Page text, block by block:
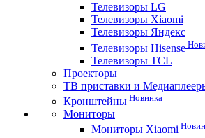
Телевизоры LG
Телевизоры Xiaomi
Телевизоры Яндекс
Телевизоры Hisense
Телевизоры TCL
Проекторы
ТВ приставки и
Кронштейны Новинка
Мониторы
Мониторы Xiaomi